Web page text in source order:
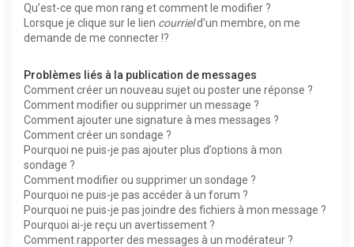
Qu’est-ce que mon rang et comment le modifier ?
Lorsque je clique sur le lien courrield’un membre, on me
demande de me connecter !?
Problèmes liés à la publication de messages
Comment créer un nouveau sujet ou poster une réponse ?
Comment modifier ou supprimer un message ?
Comment ajouter une signature à mes messages ?
Comment créer un sondage ?
Pourquoi ne puis-je pas ajouter plus d’options à mon
sondage ?
Comment modifier ou supprimer un sondage ?
Pourquoi ne puis-je pas accéder à un forum ?
Pourquoi ne puis-je pas joindre des fichiers à mon message ?
Pourquoi ai-je reçu un avertissement ?
Comment rapporter des messages à un modérateur ?